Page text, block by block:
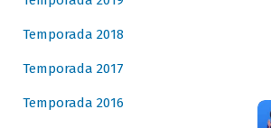
Temporada 2018
Temporada 2017
Temporada 2016